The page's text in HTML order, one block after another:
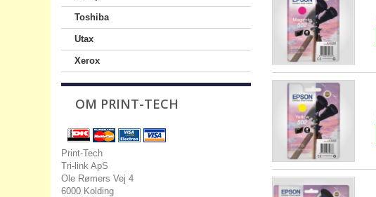
Toshiba
Utax
Xerox
OM PRINT-TECH
Print-Tech
Tri-link ApS
Ole Rømers Vej 4
6000 Kolding